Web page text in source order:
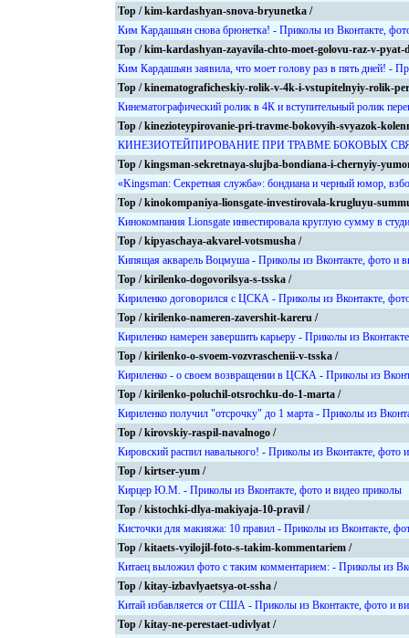
Top / kim-kardashyan-snova-bryunetka /
Ким Кардашьян снова брюнетка! - Приколы из Вконтакте,
Top / kim-kardashyan-zayavila-chto-moet-golovu-raz-v-pyat-
Ким Кардашьян заявила, что моет голову раз в пять дней! -
Top / kinematograficheskiy-rolik-v-4k-i-vstupitelnyiy-rolik-
Кинематографический ролик в 4К и вступительный ролик
Top / kinezioteypirovanie-pri-travme-bokovyih-svyazok-
КИНЕЗИОТЕЙПИРОВАНИЕ ПРИ ТРАВМЕ БОКОВЫХ
Top / kingsman-sekretnaya-slujba-bondiana-i-chernyiy-
«Kingsman: Секретная служба»: бондиана и черный юмор,
Top / kinokompaniya-lionsgate-investirovala-krugluyu-
Кинокомпания Lionsgate инвестировала круглую сумму в
Top / kipyaschaya-akvarel-votsmusha /
Кипящая акварель Воцмуша - Приколы из Вконтакте, фото и
Top / kirilenko-dogovorilsya-s-tsska /
Кириленко договорился с ЦСКА - Приколы из Вконтакте,
Top / kirilenko-nameren-zavershit-kareru /
Кириленко намерен завершить карьеру - Приколы из
Top / kirilenko-o-svoem-vozvraschenii-v-tsska /
Кириленко - о своем возвращении в ЦСКА - Приколы из
Top / kirilenko-poluchil-otsrochku-do-1-marta /
Кириленко получил "отсрочку" до 1 марта - Приколы из
Top / kirovskiy-raspil-navalnogo /
Кировский распил навального! - Приколы из Вконтакте, фото
Top / kirtser-yum /
Кирцер Ю.М. - Приколы из Вконтакте, фото и видео приколы
Top / kistochki-dlya-makiyaja-10-pravil /
Кисточки для макияжа: 10 правил - Приколы из Вконтакте,
Top / kitaets-vyilojil-foto-s-takim-kommentariem /
Китаец выложил фото с таким комментарием: - Приколы из
Top / kitay-izbavlyaetsya-ot-ssha /
Китай избавляется от США - Приколы из Вконтакте, фото и
Top / kitay-ne-perestaet-udivlyat /